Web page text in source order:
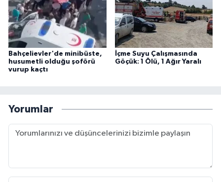
Bahçelievler'de minibüste,
husumetli olduğu şoförü
vurup kaçtı
İçme Suyu Çalışmasında
Göçük: 1 Ölü, 1 Ağır Yaralı
Yorumlar